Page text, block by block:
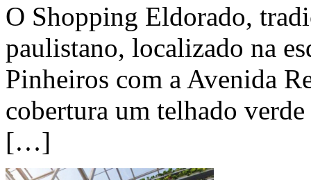
O Shopping Eldorado,
paulistano, localizado na
Pinheiros com a Avenida
cobertura um telhado
[…]